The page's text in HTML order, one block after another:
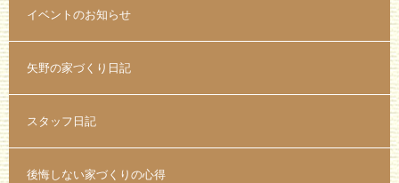
イベントのお知らせ
矢野の家づくり日記
スタッフ日記
後悔しない家づくりの心得